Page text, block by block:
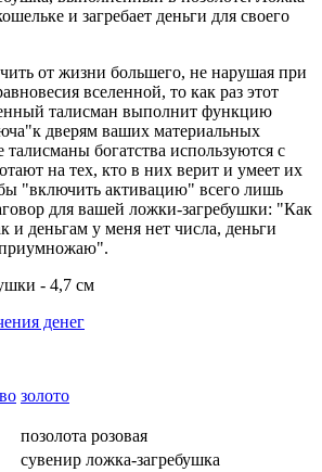
и загребает деньги для своего
от жизни большего, не нарушая при
вселенной, то как раз этот
талисман выполнит функцию
дверям ваших материальных
богатства используются с
на тех, кто в них верит и умеет их
"включить активацию" всего лишь
для вашей ложки-загребушки: "Как
и деньгам у меня нет числа, деньги
приумножаю".
- 4,7 см
денег
золото
позолота розовая
сувенир ложка-загребушка